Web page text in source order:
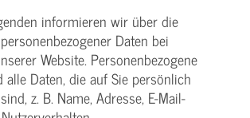
informieren wir über die
Daten bei
Website. Personenbezogene
alle Daten, die auf Sie persönlich
z. B. Name, Adresse, E-Mail-